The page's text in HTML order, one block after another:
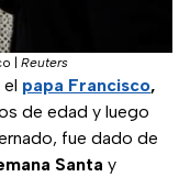
Reuters
papa Francisco,
de edad y luego
fue dado de
Santa y